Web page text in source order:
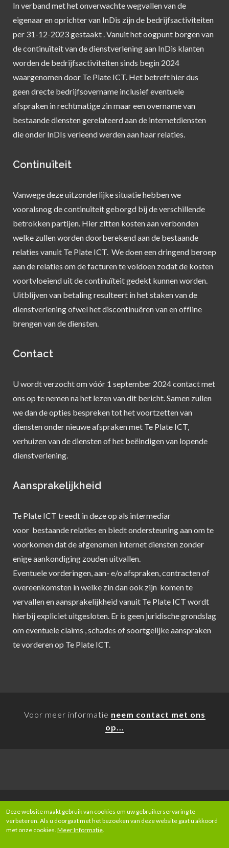
In verband met het onverwachte wegvallen van de
eigenaar en oprichter van InDis zijn de bedrijfsactiviteiten
per 31-12-2023 gestaakt . Vanuit het oogpunt borgen van
de continuïteit van de dienstverlening aan InDis klanten
worden de bedrijfsactiviteiten sinds begin 2024
waargenomen door Te Plate ICT. Het betreft hier dus
geen drecte bedrijfsovername inclusief eventuele
afspraken in rechtmatige zin maar een overname van
bestaande diensten gerelateerd aan de internetdiensten
die onder InDIs verleend werden aan haar relaties.
Continuïteit
Vanwege deze uitzonderlijke situatie hebben we
vooralsnog de continuïteit geborgd bij de verschillende
betrokken partijen. Hier zitten kosten aan verbonden
welke zullen worden doorberekend aan de bestaande
relaties vanuit Te Plate ICT. We doen een dringend beroep
aan de relaties om de facturen te voldoen zodat de kosten
voortvloeiend uit de continuïteit gedekt kunnen worden.
Uitblijven van betaling resulteert in het staken van de
dienstverlening ofwel het discontinuëren van en offline
brengen van de diensten.
Contact
U wordt verzocht om vóór 1 september 2024 contact met
ons op te nemen na het lezen van dit bericht. Samen zullen
we dan de opties bespreken tot het voortzetten van
diensten onder nieuwe afspraken met Te Plate ICT,
verhuizen van de diensten of het beëindigen van lopende
dienstverlening.
Aansprakelijkheid
Te Plate ICT treedt in deze op als intermediar
voor bestaande relaties en biedt ondersteuning aan om te
voorkomen dat de afgenomen internet diensten zonder
enige aankondiging zouden uitvallen.
Eventuele vorderingen, aan- e/o afspraken, contracten of
overeenkomsten in welke zin dan ook zijn komen te
vervallen en aansprakelijkheid vanuit Te Plate ICT wordt
hierbij expliciet uitgesloten. Er is geen juridische grondslag
om eventuele claims , schades of soortgelijke aanspraken
te vorderen op Te Plate ICT.
Voor meer informatie neem contact met ons
op...
Deze website maakt gebruik van cookies om uw gebruikerservaring te
verbeteren. Als u doorgaat met het bezoeken van deze website gaat u akkoord
met onze cookies. Meer Informatie.
Copyrights © 2026 All Rights Reserved by Te Plate ICT -
eSolution by